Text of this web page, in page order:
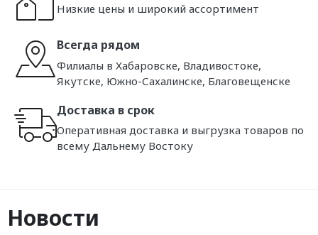
Низкие цены и широкий ассортимент
Всегда рядом
Филиалы в Хабаровске, Владивостоке,
Якутске, Южно-Сахалинске, Благовещенске
Доставка в срок
Оперативная доставка и выгрузка товаров по
всему Дальнему Востоку
Новости